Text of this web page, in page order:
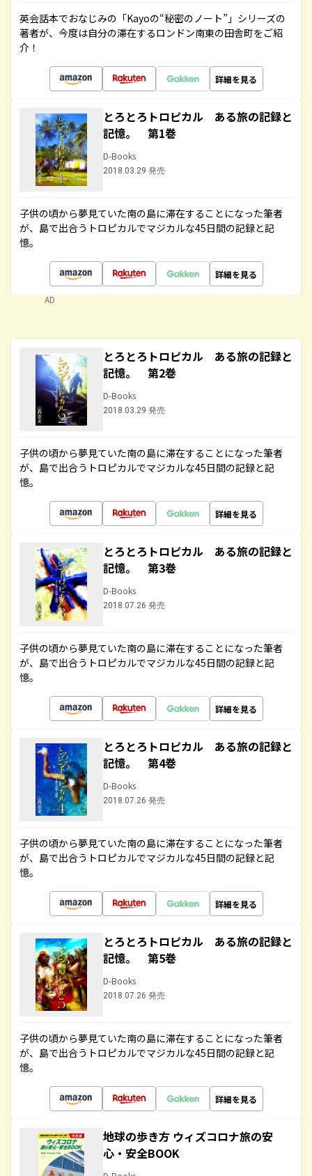
英会話本でおなじみの「Kayoの“秘密のノート”」シリーズの
著者が、今度は自分の滞在するロンドン南東の田舎町をご紹
介！
詳細を見る
とろとろトロピカル ある旅の記録と
記憶。 第1巻
D-Books
2018.03.29 発売
子供の頃から夢見ていた南の島に滞在することになった筆者
が、島で出合うトロピカルでマジカルな45日間の記録と記
憶。
詳細を見る
AD
とろとろトロピカル ある旅の記録と
記憶。 第2巻
D-Books
2018.03.29 発売
子供の頃から夢見ていた南の島に滞在することになった筆者
が、島で出合うトロピカルでマジカルな45日間の記録と記
憶。
詳細を見る
とろとろトロピカル ある旅の記録と
記憶。 第3巻
D-Books
2018.07.26 発売
子供の頃から夢見ていた南の島に滞在することになった筆者
が、島で出合うトロピカルでマジカルな45日間の記録と記
憶。
詳細を見る
とろとろトロピカル ある旅の記録と
記憶。 第4巻
D-Books
2018.07.26 発売
子供の頃から夢見ていた南の島に滞在することになった筆者
が、島で出合うトロピカルでマジカルな45日間の記録と記
憶。
詳細を見る
とろとろトロピカル ある旅の記録と
記憶。 第5巻
D-Books
2018.07.26 発売
子供の頃から夢見ていた南の島に滞在することになった筆者
が、島で出合うトロピカルでマジカルな45日間の記録と記
憶。
詳細を見る
地球の歩き方 ウィズコロナ旅の安
心・安全BOOK